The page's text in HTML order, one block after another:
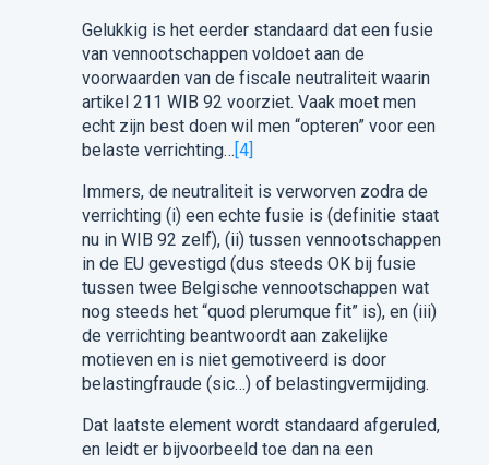
Gelukkig is het eerder standaard dat een fusie
van vennootschappen voldoet aan de
voorwaarden van de fiscale neutraliteit waarin
artikel 211 WIB 92 voorziet. Vaak moet men
echt zijn best doen wil men “opteren” voor een
belaste verrichting…[4]
Immers, de neutraliteit is verworven zodra de
verrichting (i) een echte fusie is (definitie staat
nu in WIB 92 zelf), (ii) tussen vennootschappen
in de EU gevestigd (dus steeds OK bij fusie
tussen twee Belgische vennootschappen wat
nog steeds het “quod plerumque fit” is), en (iii)
de verrichting beantwoordt aan zakelijke
motieven en is niet gemotiveerd is door
belastingfraude (sic…) of belastingvermijding.
Dat laatste element wordt standaard afgeruled,
en leidt er bijvoorbeeld toe dan na een